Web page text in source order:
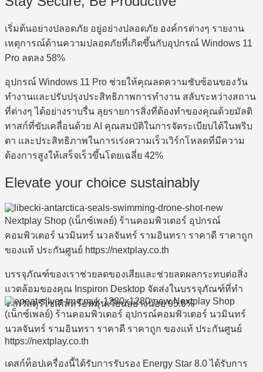
เริ่มต้นอย่างปลอดภัย อยู่อย่างปลอดภัย องค์กรต่างๆ รายงาน
เหตุการณ์ด้านความปลอดภัยที่เกิดขึ้นกับอุปกรณ์ Windows 11
Pro ลดลง 58%
อุปกรณ์ Windows 11 Pro ช่วยให้คุณลดความซับซ้อนของวัน
ทำงานและปรับปรุงประสิทธิภาพการทำงาน สลับระหว่างสถาน
ที่ต่างๆ ได้อย่างราบรื่น ลุยรายการสิ่งที่ต้องทำของคุณด้วยมัลติ
ทาสก์ที่ขับเคลื่อนด้วย AI คุณสมบัติในการจัดระเบียบได้ในพริบ
ตา และประสิทธิภาพในการเร่งความเร็วเวิร์กโหลดที่มีความ
ต้องการสูงให้เสร็จเร็วขึ้นโดยเฉลี่ย 42%
Elevate your choice sustainably
บรรจุภัณฑ์ของเราช่วยลดของเสียและช่วยลดผลกระทบต่อสิ่ง
แวดล้อมของคุณ Inspiron Desktop จัดส่งในบรรจุภัณฑ์ที่ทำ
จากวัสดุรีไซเคิลหรือหมุนเวียนอย่างน้อย 95.6%
เดสก์ท็อปเครื่องนี้ได้รับการรับรอง Energy Star 8.0 ได้รับการ